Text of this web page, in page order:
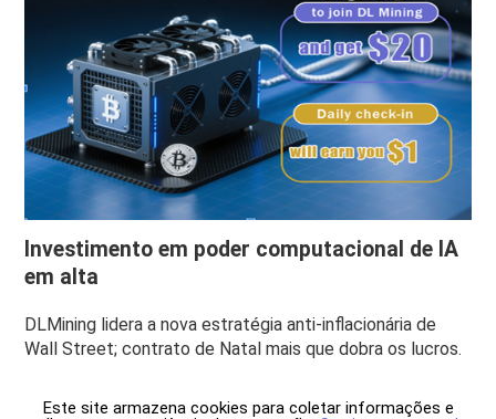
Investimento em poder computacional de IA
em alta
DLMining lidera a nova estratégia anti-inflacionária de
Wall Street; contrato de Natal mais que dobra os lucros.
Este site armazena cookies para coletar informações e